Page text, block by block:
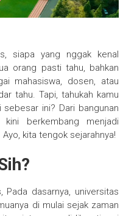
siapa yang nggak kenal
orang pasti tahu, bahkan
mahasiswa, dosen, atau
tahu. Tapi, tahukah kamu
ini? Dari bangunan
berkembang menjadi
kita tengok sejarahnya!
Pada dasarnya, universitas
di mulai sejak zaman